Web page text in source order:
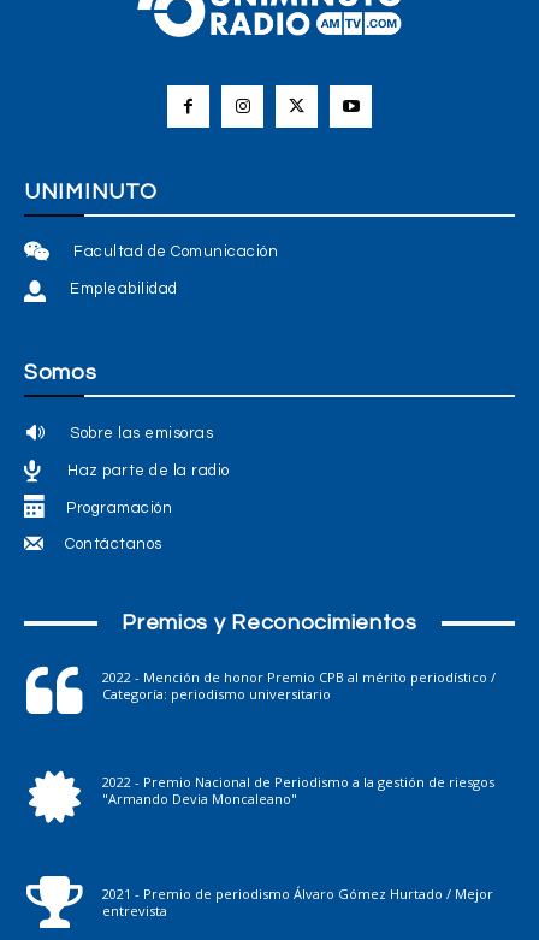
La fotografía como medio para contar
UNIMINUTO Radio
MÚSICA
UNIMINUTO
Facultad de Comunicación
Empleabilidad
Somos
Sobre las emisoras
Haz parte de la radio
Programación
Contáctanos
Premios y Reconocimientos
2022 - Mención de honor Premio CPB al mérito periodístico /
Categoría: periodismo universitario
2022 - Premio Nacional de Periodismo a la gestión de riesgos
"Armando Devia Moncaleano"
2021 - Premio de periodismo Álvaro Gómez Hurtado / Mejor
entrevista